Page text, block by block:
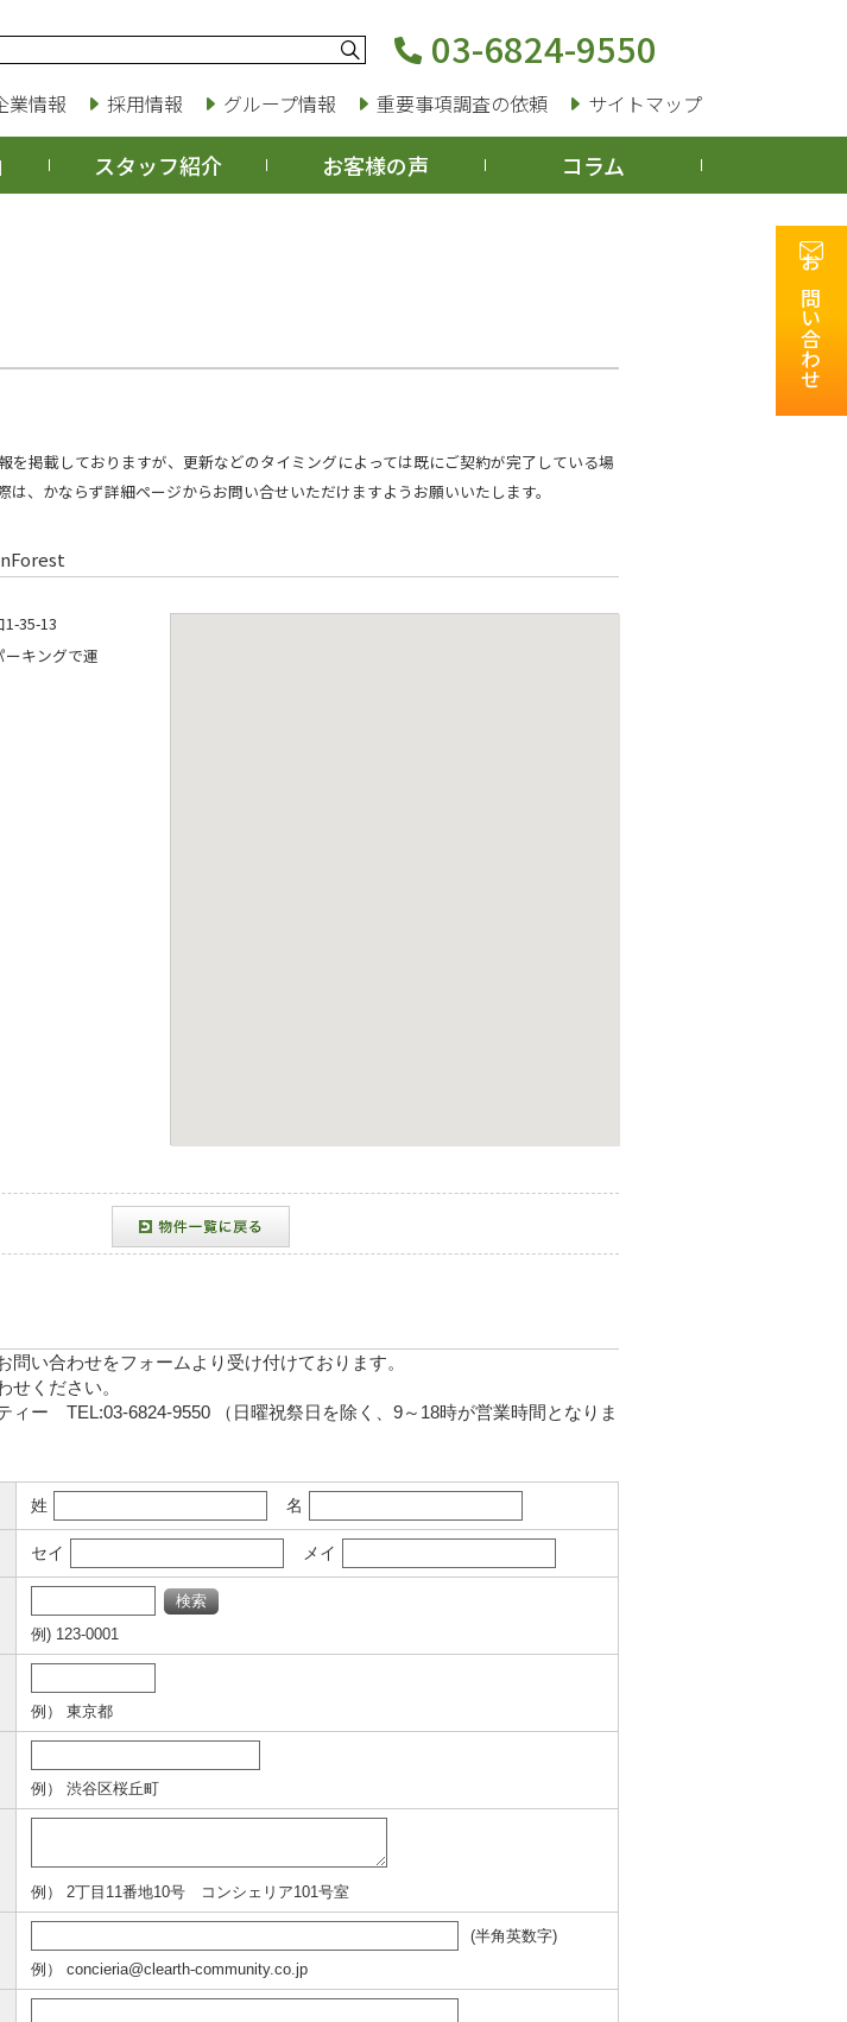
03-6824-9550
業情報 採用情報 グループ情報 重要事項調査の依頼 サイトマップ
お問い合わせ
スタッフ紹介 お客様の声 コラム
を掲載しておりますが、更新などのタイミングによっては既にご契約が完了している場
は、かならず詳細ページからお問い合せいただけますようお願いいたします。
35-13
キングで運